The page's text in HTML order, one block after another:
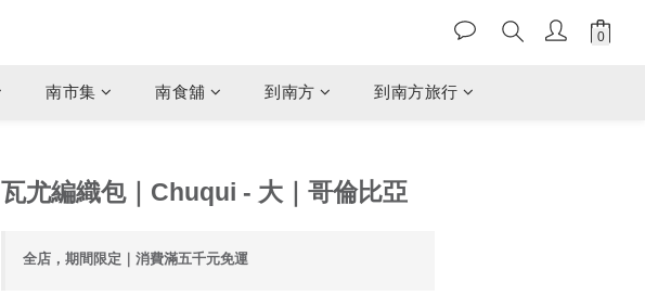
南市集 南食舖 到南方 到南方旅行
瓦尤編織包｜Chuqui - 大｜哥倫比亞
全店，期間限定｜消費滿五千元免運